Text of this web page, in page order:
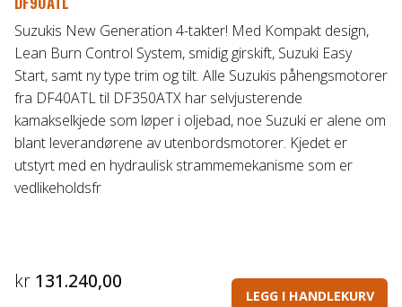
Suzukis New Generation 4-takter! Med Kompakt design,
Lean Burn Control System, smidig girskift, Suzuki Easy
Start, samt ny type trim og tilt. Alle Suzukis påhengsmotorer
fra DF40ATL til DF350ATX har selvjusterende
kamakselkjede som løper i oljebad, noe Suzuki er alene om
blant leverandørene av utenbordsmotorer. Kjedet er
utstyrt med en hydraulisk strammemekanisme som er
vedlikeholdsfr
kr 131.240,00
LEGG I HANDLEKURV